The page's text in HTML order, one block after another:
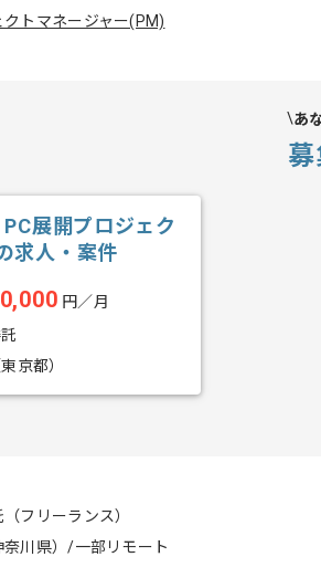
クトマネージャー(PM)
あ
PC展開プロジェク
求人・案件
円／月
京都）
フリーランス）
奈川県）/一部リモート